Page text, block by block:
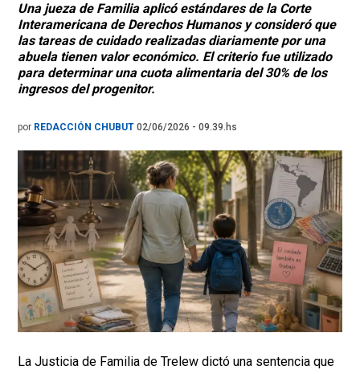
Una jueza de Familia aplicó estándares de la Corte
Interamericana de Derechos Humanos y consideró que
las tareas de cuidado realizadas diariamente por una
abuela tienen valor económico. El criterio fue utilizado
para determinar una cuota alimentaria del 30% de los
ingresos del progenitor.
por REDACCIÓN CHUBUT 02/06/2026 - 09.39.hs
La Justicia de Familia de Trelew dictó una sentencia que